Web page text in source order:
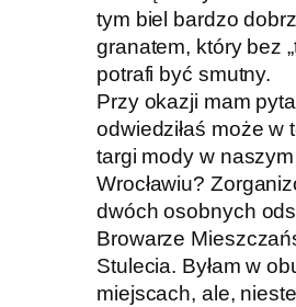
tym biel bardzo
granatem, który bez
potrafi być smutny.
Przy okazji mam
odwiedziłaś może w
targi mody w
Wrocławiu?
dwóch osobnych
Browarze
Stulecia. Byłam w
miejscach, ale,